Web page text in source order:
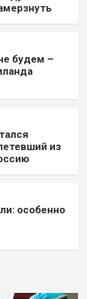
будем –
из
особенно